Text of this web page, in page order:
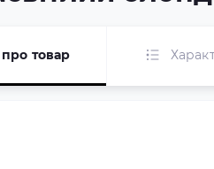
товар